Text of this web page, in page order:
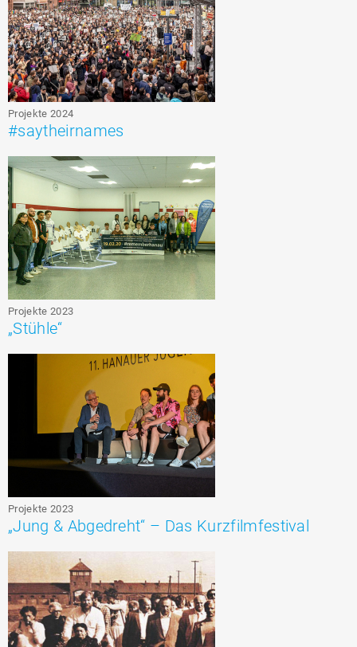
Projekte 2024
#saytheirnames
Projekte 2023
„Stühle“
Projekte 2023
„Jung & Abgedreht“ – Das Kurzfilmfestival